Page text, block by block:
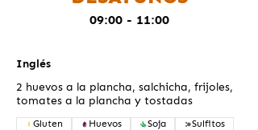
09:00 - 11:00
Inglés
2 huevos a la plancha, salchicha, frijoles,
tomates a la plancha y tostadas
Gluten Huevos Soja Sulfitos